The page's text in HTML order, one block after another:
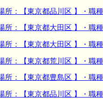
：【東京都品川区 】・職
：【東京都大田区 】・職
：【東京都大田区 】・職
：【東京都荒川区 】・職
：【東京都豊島区 】・職
：【東京都品川区 】・職